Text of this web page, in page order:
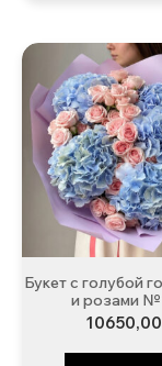
Букет с голубой
и розами
10650,00